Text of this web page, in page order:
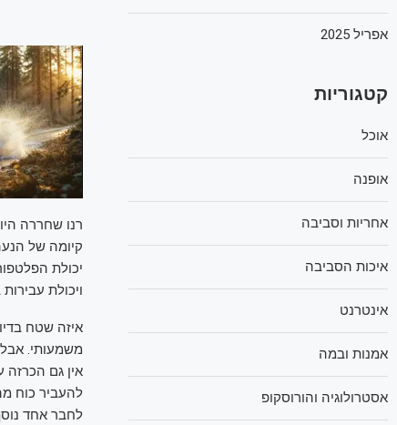
רנו שחררה היום תמונות
קיומה של
יכולת
ויכולת
איזה שטח
משמעותי. אבל
אין גם הכרזה
להעביר כוח
לחבר אחד
אפריל 2025
קטגוריות
אוכל
אופנה
אחריות וסביבה
איכות הסביבה
אינטרנט
אמנות ובמה
אסטרולוגיה והורוסקופ